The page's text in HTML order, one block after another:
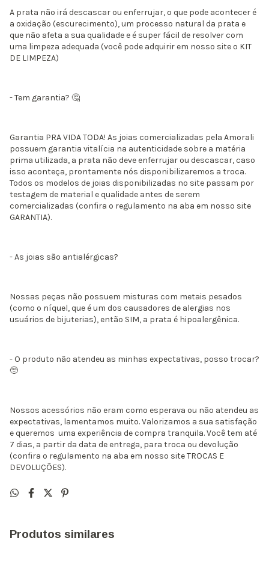
A prata não irá descascar ou enferrujar, o que pode acontecer é
a oxidação (escurecimento), um processo natural da prata e
que não afeta a sua qualidade e é super fácil de resolver com
uma limpeza adequada (você pode adquirir em nosso site o KIT
DE LIMPEZA)
- Tem garantia? 🤔​
Garantia PRA VIDA TODA! As joias comercializadas pela Amorali
possuem garantia vitalícia na autenticidade sobre a matéria
prima utilizada, a prata não deve enferrujar ou descascar, caso
isso aconteça, prontamente nós disponibilizaremos a troca.
Todos os modelos de joias disponibilizadas no site passam por
testagem de material e qualidade antes de serem
comercializadas (confira o regulamento na aba em nosso site
GARANTIA).
- As joias são antialérgicas?
Nossas peças não possuem misturas com metais pesados
(como o níquel, que é um dos causadores de alergias nos
usuários de bijuterias), então SIM, a prata é hipoalergênica.
- O produto não atendeu as minhas expectativas, posso trocar?
​🥺​
Nossos acessórios não eram como esperava ou não atendeu as
expectativas, lamentamos muito. Valorizamos a sua satisfação
e queremos uma experiência de compra tranquila. Você tem até
7 dias, a partir da data de entrega, para troca ou devolução
(confira o regulamento na aba em nosso site TROCAS E
DEVOLUÇÕES).
Produtos similares